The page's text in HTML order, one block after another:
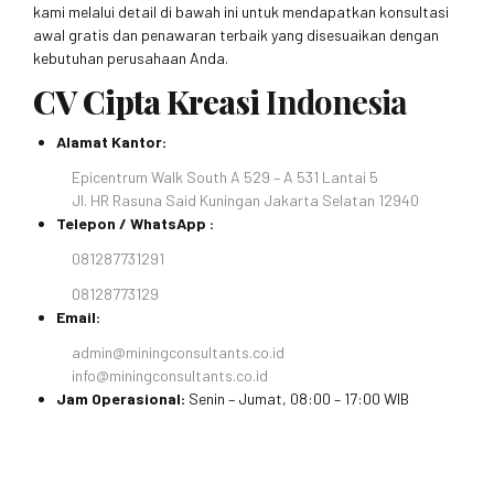
kami melalui detail di bawah ini untuk mendapatkan konsultasi
awal gratis dan penawaran terbaik yang disesuaikan dengan
kebutuhan perusahaan Anda.
CV Cipta KreasiIndonesia
Alamat Kantor:
Epicentrum Walk South A 529 – A 531 Lantai 5
Jl. HR Rasuna Said Kuningan Jakarta Selatan 12940
Telepon / WhatsApp :
081287731291
08128773129
Email:
admin@miningconsultants.co.id
info@miningconsultants.co.id
Jam Operasional: Senin – Jumat, 08:00 – 17:00 WIB